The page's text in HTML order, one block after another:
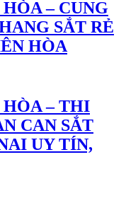
– CUNG
SẮT RẺ
HÒA
HÒA – THI
CAN SẮT
UY TÍN,